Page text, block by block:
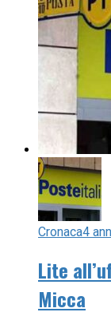
Cronaca4
Lite
Micca